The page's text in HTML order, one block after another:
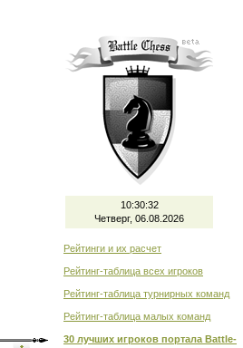
10:30:33
Четверг, 06.08.2026
Рейтинги и их расчет
Рейтинг-таблица всех игроков
Рейтинг-таблица турнирных команд
Рейтинг-таблица малых команд
30 лучших игроков портала Battle-